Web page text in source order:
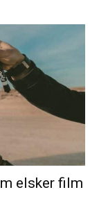
elsker film